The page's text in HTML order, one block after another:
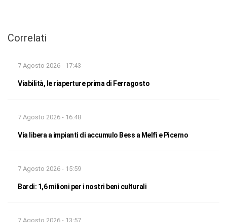
Correlati
7 Agosto 2026 - 17:43
Viabilità, le riaperture prima di Ferragosto
7 Agosto 2026 - 16:48
Via libera a impianti di accumulo Bess a Melfi e Picerno
7 Agosto 2026 - 15:59
Bardi: 1,6 milioni per i nostri beni culturali
7 Agosto 2026 - 13:57